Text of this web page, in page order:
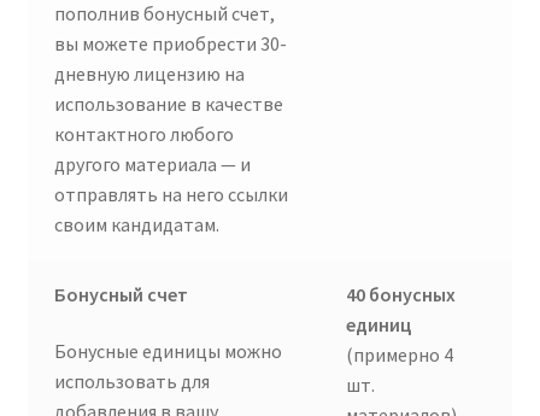
пополнив бонусный счет,
вы можете приобрести 30-
дневную лицензию на
использование в качестве
контактного любого
другого материала — и
отправлять на него ссылки
своим кандидатам.
Бонусный счет
Бонусные единицы можно
использовать для
40 бонусных
единиц
(примерно 4
шт.